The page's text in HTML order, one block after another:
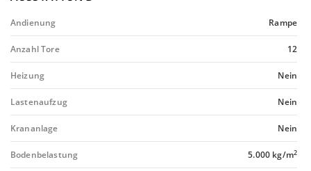
Andienung Rampe
Anzahl Tore 12
Heizung Nein
Lastenaufzug Nein
Krananlage Nein
Bodenbelastung 5.000 kg/m2